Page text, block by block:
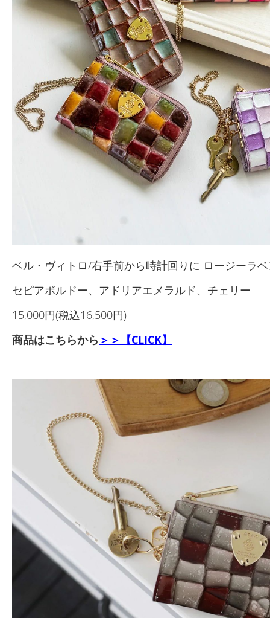
ベル・ヴィトロ/右手前から時計回りに ロージーラ
セピアボルドー、アドリアエメラルド、チェリー
15,000円(税込16,500円)
商品はこちらから ＞＞【CLICK】